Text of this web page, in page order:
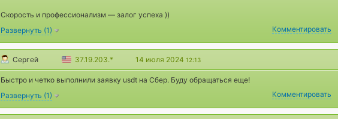
Скорость и профессионализм — залог успеха ))
Развернуть (1) Комментировать
Сергей 37.19.203.* 14 июля 2024 12:13
Быстро и четко выполнили заявку usdt на Сбер. Буду обращаться еще!
Развернуть (1) Комментировать